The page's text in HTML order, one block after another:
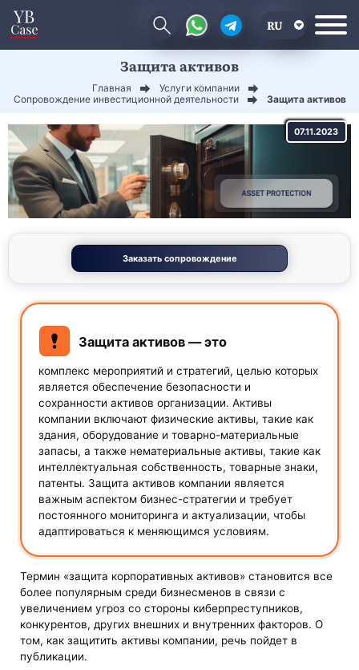
RU
CN
Защита активов
Главная
Услуги компании
Сопровождение инвестиционной деятельности
Защита активов
07.11.2023
Заказать сопровождение
Защита активов — это
комплекс мероприятий и стратегий, целью которых
является обеспечение безопасности и
сохранности активов организации. Активы
компании включают физические активы, такие как
здания, оборудование и товарно-материальные
запасы, а также нематериальные активы, такие как
интеллектуальная собственность, товарные знаки,
патенты. Защита активов компании является
важным аспектом бизнес-стратегии и требует
постоянного мониторинга и актуализации, чтобы
адаптироваться к меняющимся условиям.
Термин «защита корпоративных активов» становится все
более популярным среди бизнесменов в связи с
увеличением угроз со стороны киберпреступников,
конкурентов, других внешних и внутренних факторов. О
том, как защитить активы компании, речь пойдет в
публикации.